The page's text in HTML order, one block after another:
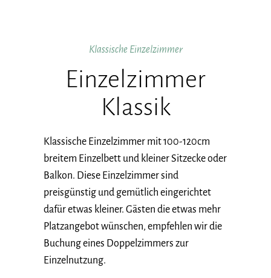
Klassische Einzelzimmer
Einzelzimmer
Klassik
Klassische Einzelzimmer mit 100-120cm
breitem Einzelbett und kleiner Sitzecke oder
Balkon. Diese Einzelzimmer sind
preisgünstig und gemütlich eingerichtet
dafür etwas kleiner. Gästen die etwas mehr
Platzangebot wünschen, empfehlen wir die
Buchung eines Doppelzimmers zur
Einzelnutzung.